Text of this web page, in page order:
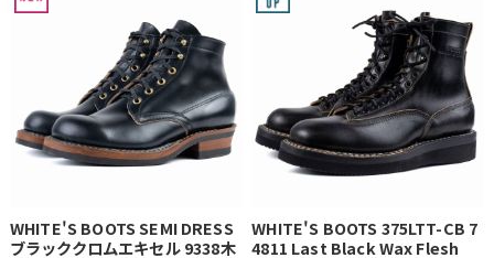
WHITE'S BOOTS SEMI DRESS
ブラッククロムエキセル 9338木
WHITE'S BOOTS 375LTT-CB 7
4811 Last Black Wax Flesh